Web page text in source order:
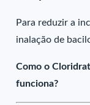
Para reduzir a
inalação de
Como o
funciona?